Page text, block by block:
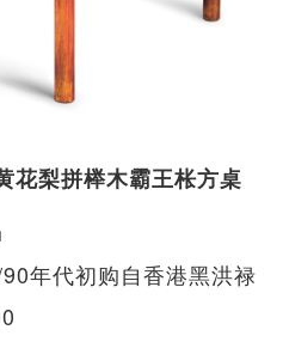
花梨拼榉木霸王枨方桌
年代初购自香港黑洪禄